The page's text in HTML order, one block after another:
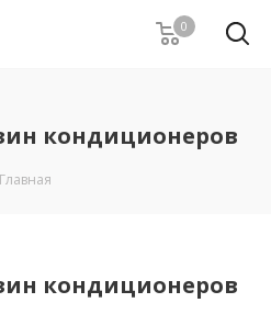
0
кондиционеров
Главная
кондиционеров